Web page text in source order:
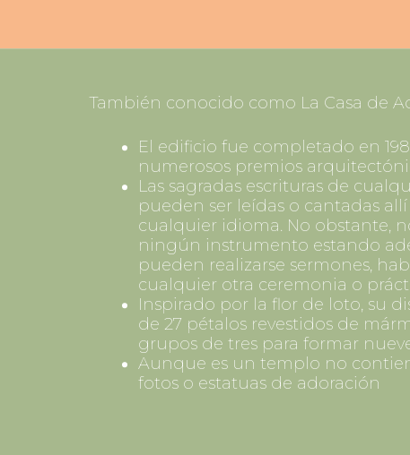
También conocido como La Casa de
El edificio fue completado en
numerosos premios
Las sagradas escrituras de
pueden ser leídas o cantadas
cualquier idioma. No obstante,
ningún instrumento estando
pueden realizarse sermones,
cualquier otra ceremonia o
Inspirado por la flor de loto, su
de 27 pétalos revestidos de
grupos de tres para formar
Aunque es un templo no
fotos o estatuas de adoración